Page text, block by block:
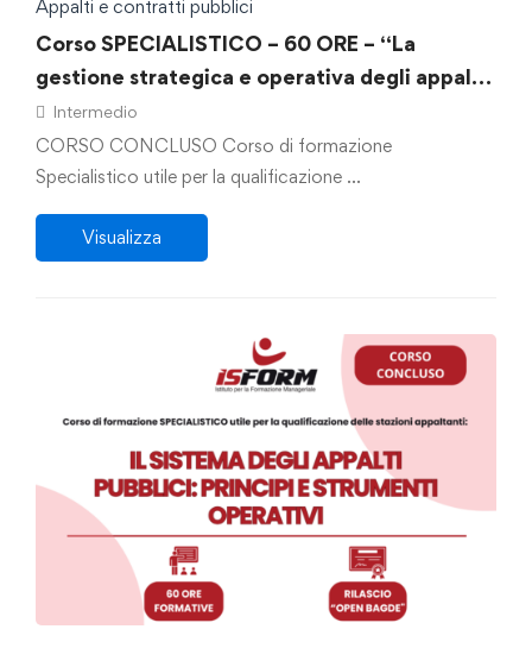
Appalti e contratti pubblici
Corso SPECIALISTICO – 60 ORE – “La
gestione strategica e operativa degli appalti
pubblici”
Intermedio
CORSO CONCLUSO Corso di formazione
Specialistico utile per la qualificazione …
Visualizza